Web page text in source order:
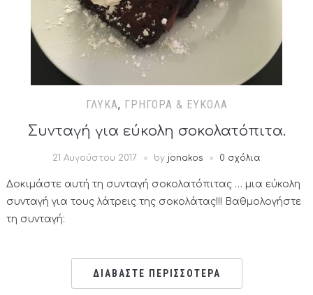
ΓΛΥΚΆ, ΓΡΉΓΟΡΑ & ΕΎΚΟΛΑ
Συνταγή για εύκολη σοκολατόπιτα.
21 Αυγούστου 2017 by jonakos 0 σχόλια
Δοκιμάστε αυτή τη συνταγή σοκολατόπιτας … μια εύκολη
συνταγή για τους λάτρεις της σοκολάτας!!! Βαθμολογήστε
τη συνταγή:
ΔΙΑΒΑΣΤΕ ΠΕΡΙΣΣΟΤΕΡΑ